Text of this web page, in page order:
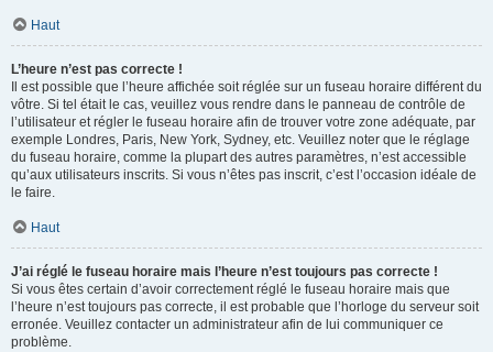
Haut
L’heure n’est pas correcte !
Il est possible que l’heure affichée soit réglée sur un fuseau horaire différent du
vôtre. Si tel était le cas, veuillez vous rendre dans le panneau de contrôle de
l’utilisateur et régler le fuseau horaire afin de trouver votre zone adéquate, par
exemple Londres, Paris, New York, Sydney, etc. Veuillez noter que le réglage
du fuseau horaire, comme la plupart des autres paramètres, n’est accessible
qu’aux utilisateurs inscrits. Si vous n’êtes pas inscrit, c’est l’occasion idéale de
le faire.
Haut
J’ai réglé le fuseau horaire mais l’heure n’est toujours pas correcte !
Si vous êtes certain d’avoir correctement réglé le fuseau horaire mais que
l’heure n’est toujours pas correcte, il est probable que l’horloge du serveur soit
erronée. Veuillez contacter un administrateur afin de lui communiquer ce
problème.